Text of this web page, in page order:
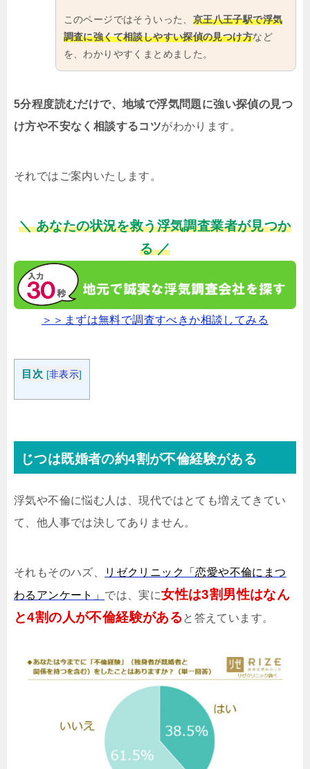
このページではそういった、 京王八王子駅で浮気
調査に強くて相談しやすい探偵の見つけ方など
を、わかりやすくまとめました。
5分程度読むだけで、地域で浮気問題に強い探偵の見つ
け方や不安なく相談するコツがわかります。
それではご案内いたします。
＼ あなたの状況を救う浮気調査業者が見つか
る ／
＞＞まずは無料で調査すべきか相談してみる
目次 [非表示]
じつは既婚者の約4割が不倫経験がある
浮気や不倫に悩む人は、現代ではとても増えてきてい
て、他人事では決してありません。
それもそのハズ、
リゼクリニック「恋愛や不倫にまつ
わるアンケート」 では、実に女性は3割男性はなん
と4割の人が不倫経験があると答えています。